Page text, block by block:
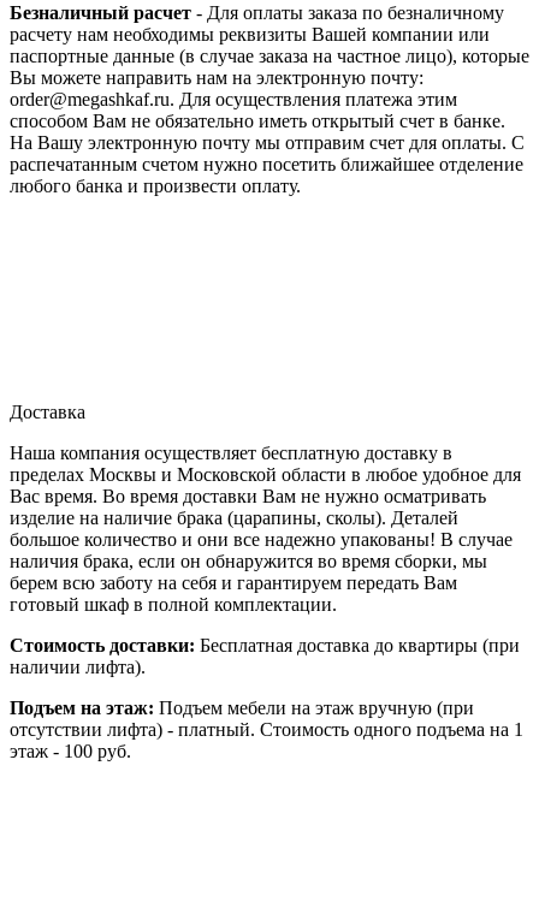
Безналичный расчет - Для оплаты заказа по безналичному
расчету нам необходимы реквизиты Вашей компании или
паспортные данные (в случае заказа на частное лицо), которые
Вы можете направить нам на электронную почту:
order@megashkaf.ru. Для осуществления платежа этим
способом Вам не обязательно иметь открытый счет в банке.
На Вашу электронную почту мы отправим счет для оплаты. С
распечатанным счетом нужно посетить ближайшее отделение
любого банка и произвести оплату.
Доставка
Наша компания осуществляет бесплатную доставку в
пределах Москвы и Московской области в любое удобное для
Вас время. Во время доставки Вам не нужно осматривать
изделие на наличие брака (царапины, сколы). Деталей
большое количество и они все надежно упакованы! В случае
наличия брака, если он обнаружится во время сборки, мы
берем всю заботу на себя и гарантируем передать Вам
готовый шкаф в полной комплектации.
Стоимость доставки: Бесплатная доставка до квартиры (при
наличии лифта).
Подъем на этаж: Подъем мебели на этаж вручную (при
отсутствии лифта) - платный. Стоимость одного подъема на 1
этаж - 100 руб.